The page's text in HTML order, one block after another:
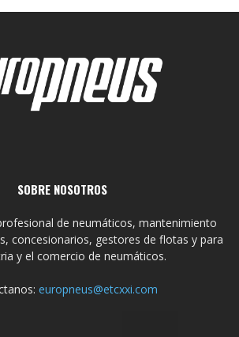
SOBRE NOSOTROS
de neumáticos, mantenimiento
concesionarios, gestores de flotas y para
y el comercio de neumáticos.
europneus@etcxxi.com